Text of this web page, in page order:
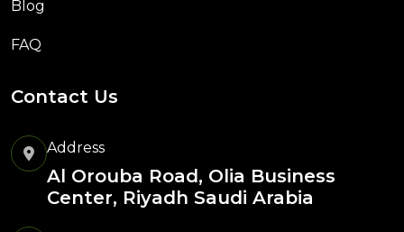
Blog
FAQ
Contact Us
Address
Al Orouba Road, Olia Business
Center, Riyadh Saudi Arabia